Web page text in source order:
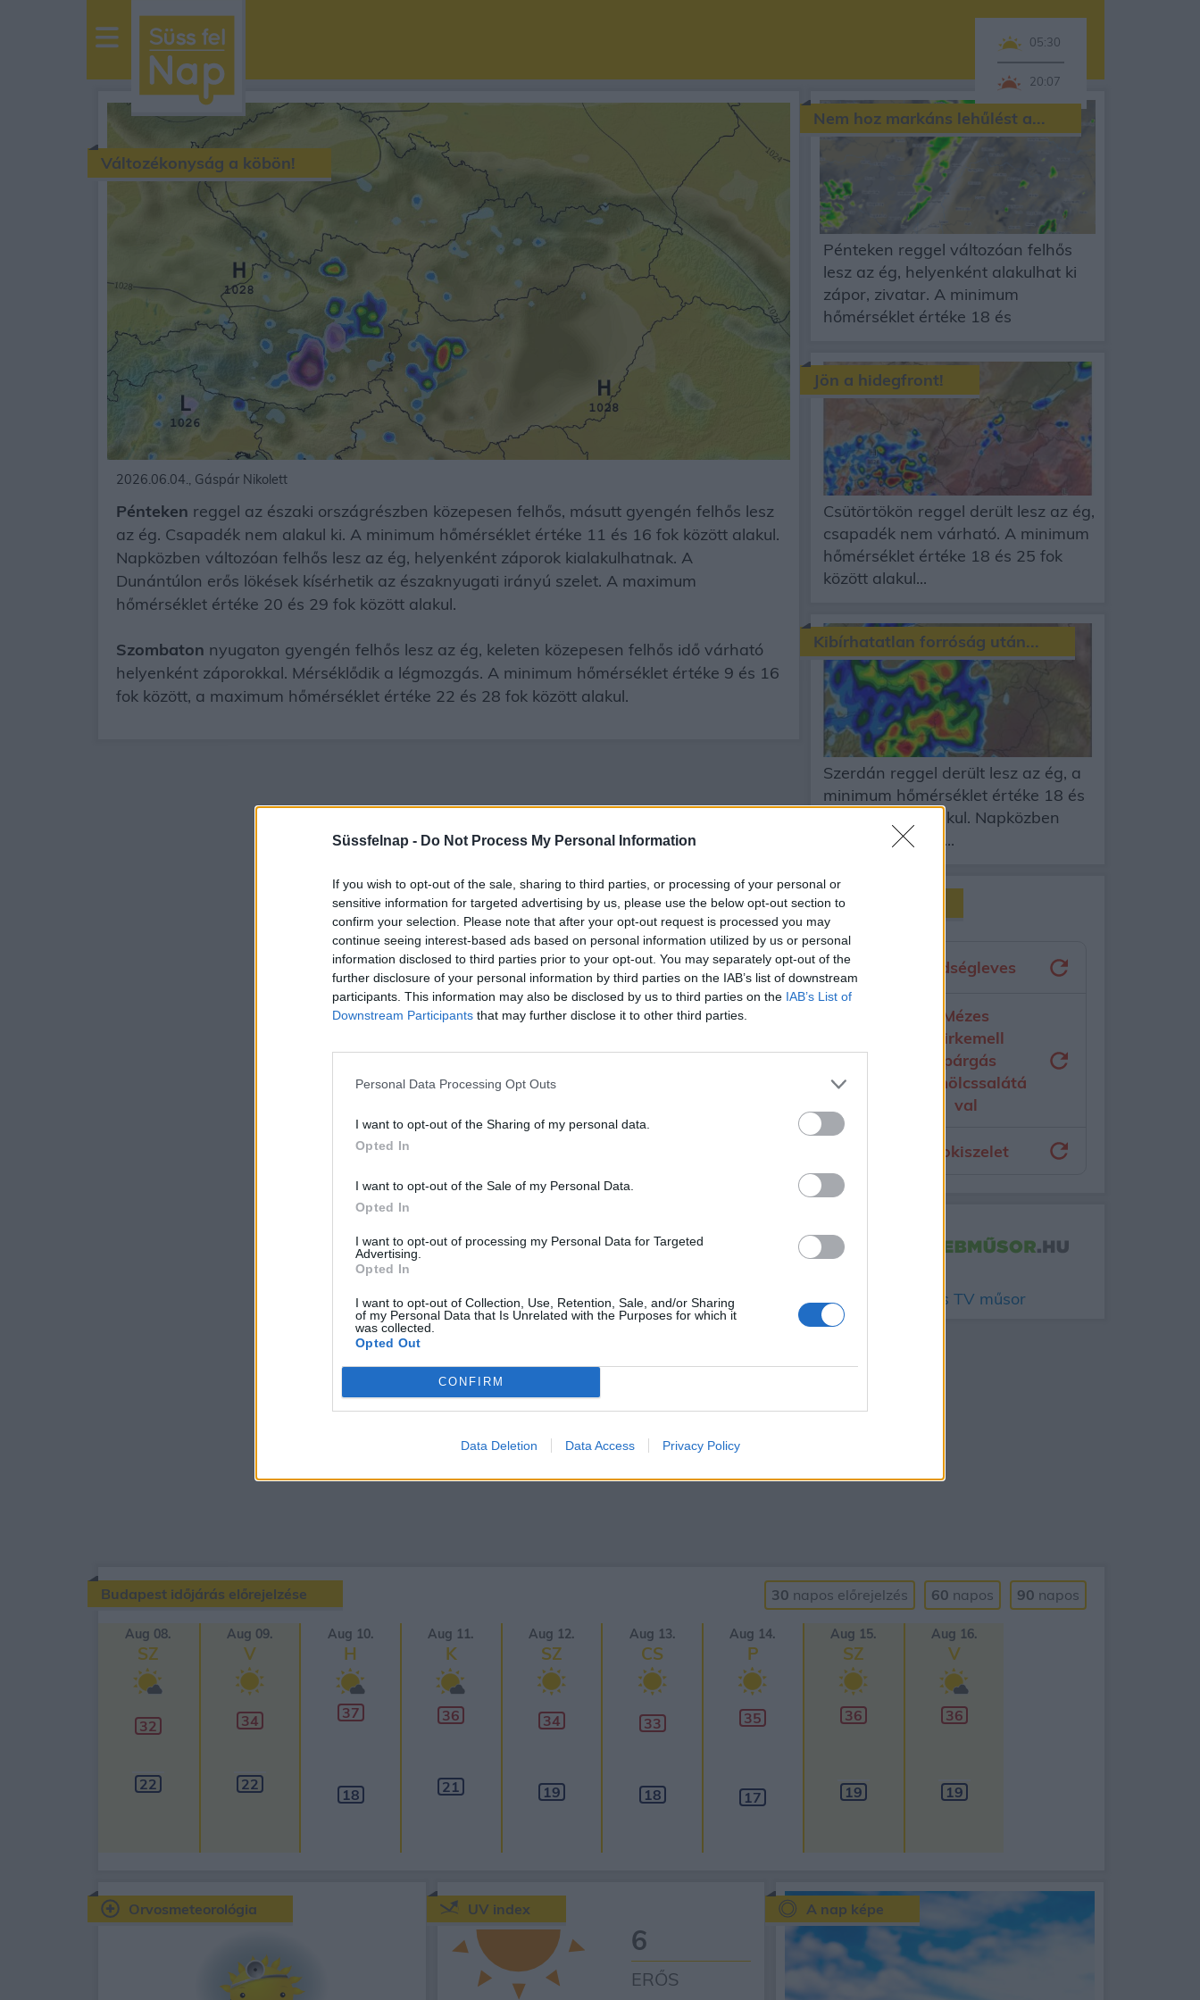
Süssfelnap - Do Not Process My Personal Information
If you wish to opt-out of the sale, sharing to third parties, or processing of your personal or
sensitive information for targeted advertising by us, please use the below opt-out section to
confirm your selection. Please note that after your opt-out request is processed you may
continue seeing interest-based ads based on personal information utilized by us or personal
information disclosed to third parties prior to your opt-out. You may separately opt-out of the
further disclosure of your personal information by third parties on the IAB’s list of downstream
participants. This information may also be disclosed by us to third parties on the IAB’s List of
Downstream Participants that may further disclose it to other third parties.
Personal Data Processing Opt Outs
I want to opt-out of the Sharing of my personal data.
Opted In
I want to opt-out of the Sale of my Personal Data.
Opted In
I want to opt-out of processing my Personal Data for Targeted
Advertising.
Opted In
I want to opt-out of Collection, Use, Retention, Sale, and/or Sharing
of my Personal Data that Is Unrelated with the Purposes for which it
was collected.
Opted Out
CONFIRM
Data Deletion Data Access Privacy Policy
sussfelnap.hu
időjárás
05:30
20:07
Változékonyság a köbön!
2026.06.04., Gáspár Nikolett
Pénteken reggel az északi országrészben közepesen felhős, másutt gyengén felhős lesz
az ég. Csapadék nem alakul ki. A minimum hőmérséklet értéke 11 és 16 fok között alakul.
Napközben változóan felhős lesz az ég, helyenként záporok kialakulhatnak. A
Dunántúlon erős lökések kísérhetik az északnyugati irányú szelet. A maximum
hőmérséklet értéke 20 és 29 fok között alakul.
Szombaton nyugaton gyengén felhős lesz az ég, keleten közepesen felhős idő várható
helyenként záporokkal. Mérséklődik a légmozgás. A minimum hőmérséklet értéke 9 és 16
fok között, a maximum hőmérséklet értéke 22 és 28 fok között alakul.
Nem hoz markáns lehűlést a...
Pénteken reggel változóan felhős
lesz az ég, helyenként alakulhat ki
zápor, zivatar. A minimum
hőmérséklet értéke 18 és
Jön a hidegfront!
Csütörtökön reggel derült lesz az ég,
csapadék nem várható. A minimum
hőmérséklet értéke 18 és 25 fok
között alakul...
Kibírhatatlan forróság után...
Szerdán reggel derült lesz az ég, a
minimum hőmérséklet értéke 18 és
25 fok között alakul. Napközben
napos, gyengén...
Mit főzzek ma?
Zöldségleves
Mézes
csirkemell
spárgás
gyümölcssalátá
val
Csokiszelet
Aktuális TV műsor
Budapest időjárás előrejelzése 30 napos előrejelzés 60 napos 90 napos
Aug 08.
SZ
32
22
Aug 09.
V
34
22
Aug 10.
H
37
18
Aug 11.
K
36
21
Aug 12.
SZ
34
19
Aug 13.
CS
33
18
Aug 14.
P
35
17
Aug 15.
SZ
36
19
Aug 16.
V
36
19
Orvosmeteorológia UV index
6
ERŐS
A nap képe